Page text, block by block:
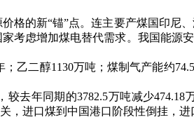
的新“锚”点。连主要产煤国印尼
虑增加煤电替代需求。我国能源安
二醇1130万吨；煤制气产能约
年同期的3782.5万吨减少474.18万
，进口煤到中国港口阶段性倒挂，进